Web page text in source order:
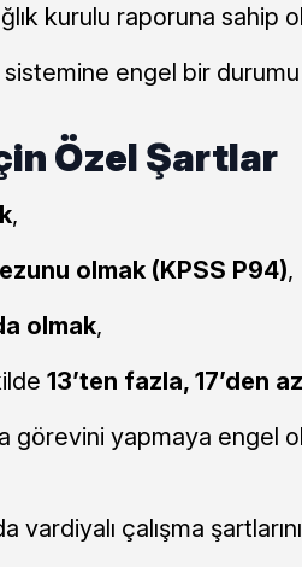
kurulu raporuna sahip
sistemine engel bir
Özel Şartlar
,
olmak (KPSS P94),
olmak,
13’ten fazla, 17’den
görevini yapmaya engel
vardiyalı çalışma